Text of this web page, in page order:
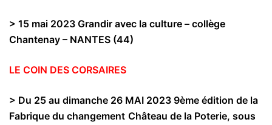
> 15 mai 2023 Grandir avec la culture – collège
Chantenay – NANTES (44)
LE COIN DES CORSAIRES
> Du 25 au dimanche 26 MAI 2023 9ème édition de la
Fabrique du changement Château de la Poterie, sous